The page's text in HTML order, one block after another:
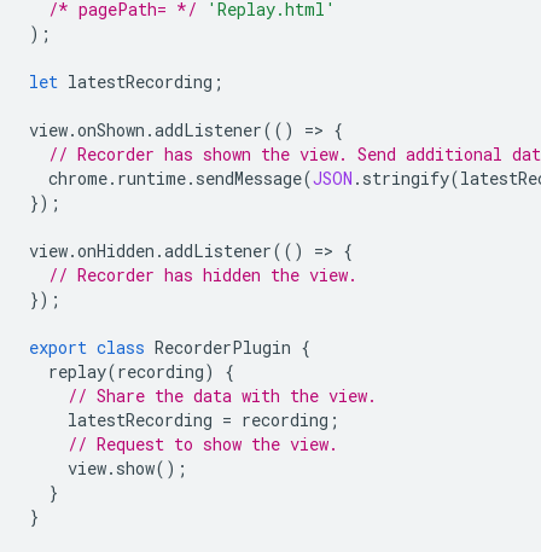
/* pagePath= */
'Replay.html'
);
let latestRecording ;
view.onShown .addListener(() => {
// Recorder has shown the view. Send additional
chrome. runtime. sendMessage(JSON . stringify(
});
view.onHidden .addListener(() => {
// Recorder has hidden the view.
});
export class RecorderPlugin {
replay(recording)
{
// Share the data with the view.
latestRecording = recording ;
// Request to show the view.
view. show();
}
}